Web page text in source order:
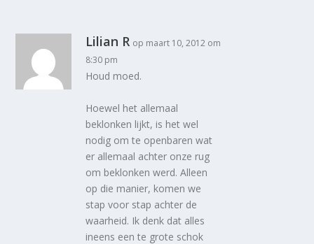
Lilian R op maart 10, 2012 om
8:30 pm
Houd moed.
Hoewel het allemaal
beklonken lijkt, is het wel
nodig om te openbaren wat
er allemaal achter onze rug
om beklonken werd. Alleen
op die manier, komen we
stap voor stap achter de
waarheid. Ik denk dat alles
ineens een te grote schok